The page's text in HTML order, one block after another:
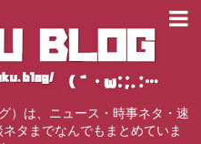
）は、ニュース・時事ネタ・速
タまでなんでもまとめていま